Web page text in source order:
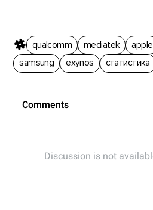
qualcomm mediatek apple
samsung
exynos статистика